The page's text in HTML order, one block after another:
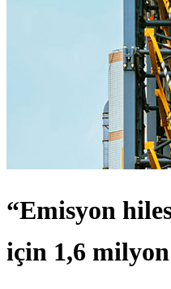
“Emisyon
için 1,6